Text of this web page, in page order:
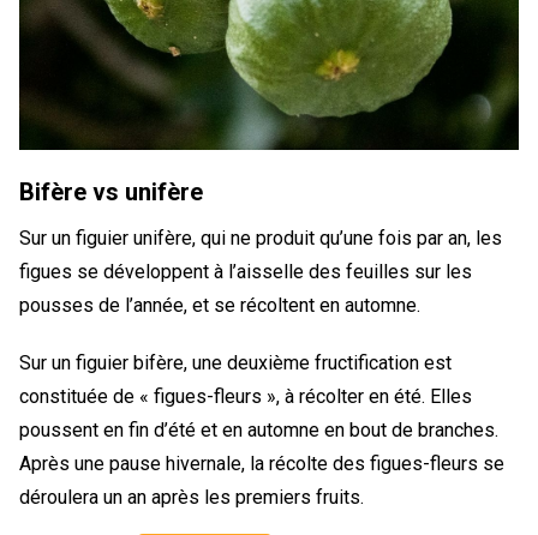
Bifère vs unifère
Sur un figuier unifère, qui ne produit qu’une fois par an, les
figues se développent à l’aisselle des feuilles sur les
pousses de l’année, et se récoltent en automne.
Sur un figuier bifère, une deuxième fructification est
constituée de « figues-fleurs », à récolter en été. Elles
poussent en fin d’été et en automne en bout de branches.
Après une pause hivernale, la récolte des figues-fleurs se
déroulera un an après les premiers fruits.